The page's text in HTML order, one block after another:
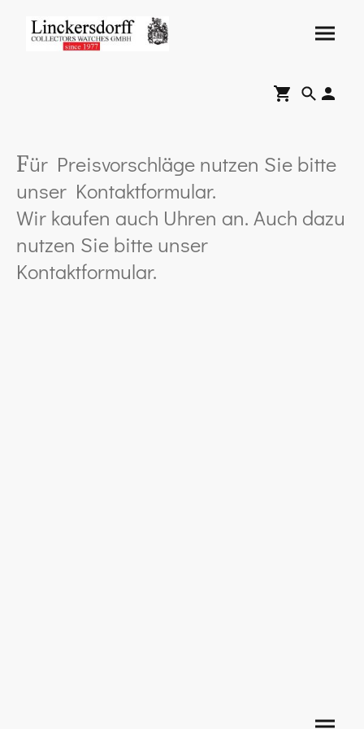
Für Preisvorschläge nutzen Sie bitte
unser Kontaktformular.
Wir kaufen auch Uhren an. Auch dazu
nutzen Sie bitte unser
Kontaktformular.